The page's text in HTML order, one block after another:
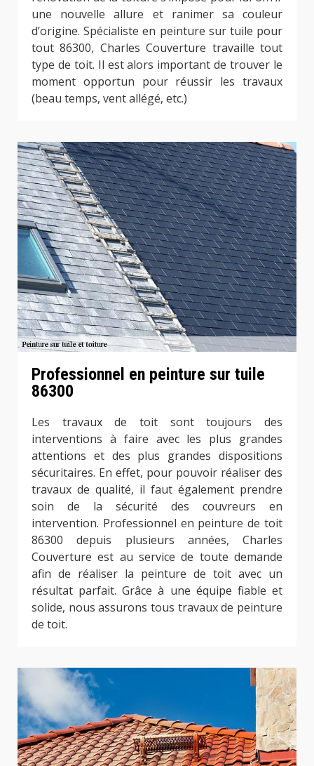
une nouvelle allure et ranimer sa couleur
d’origine. Spécialiste en peinture sur tuile pour
tout 86300, Charles Couverture travaille tout
type de toit. Il est alors important de trouver le
moment opportun pour réussir les travaux
(beau temps, vent allégé, etc.)
Professionnel en peinture sur tuile
86300
Les travaux de toit sont toujours des
interventions à faire avec les plus grandes
attentions et des plus grandes dispositions
sécuritaires. En effet, pour pouvoir réaliser des
travaux de qualité, il faut également prendre
soin de la sécurité des couvreurs en
intervention. Professionnel en peinture de toit
86300 depuis plusieurs années, Charles
Couverture est au service de toute demande
afin de réaliser la peinture de toit avec un
résultat parfait. Grâce à une équipe fiable et
solide, nous assurons tous travaux de peinture
de toit.